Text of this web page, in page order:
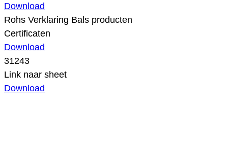
Download
Rohs Verklaring Bals producten
Certificaten
Download
31243
Link naar sheet
Download